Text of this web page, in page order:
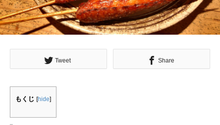
Tweet Share
もくじ [hide]